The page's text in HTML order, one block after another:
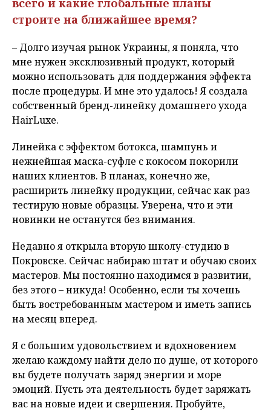
всего и какие глобальные планы
строите на ближайшее время?
– Долго изучая рынок Украины, я поняла, что
мне нужен эксклюзивный продукт, который
можно использовать для поддержания эффекта
после процедуры. И мне это удалось! Я создала
собственный бренд-линейку домашнего ухода
HairLuxe.
Линейка с эффектом ботокса, шампунь и
нежнейшая маска-суфле с кокосом покорили
наших клиентов. В планах, конечно же,
расширить линейку продукции, сейчас как раз
тестирую новые образцы. Уверена, что и эти
новинки не останутся без внимания.
Недавно я открыла вторую школу-студию в
Покровске. Сейчас набираю штат и обучаю своих
мастеров. Мы постоянно находимся в развитии,
без этого – никуда! Особенно, если ты хочешь
быть востребованным мастером и иметь запись
на месяц вперед.
Я с большим удовольствием и вдохновением
желаю каждому найти дело по душе, от которого
вы будете получать заряд энергии и море
эмоций. Пусть эта деятельность будет заряжать
вас на новые идеи и свершения. Пробуйте,